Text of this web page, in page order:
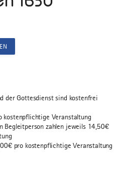
der Gottesdienst sind kostenfrei
kostenpflichtige Veranstaltung
Begleitperson zahlen jeweils 14,50€
pro kostenpflichtige Veranstaltung